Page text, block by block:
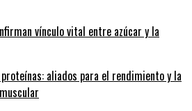
vínculo vital entre azúcar y la